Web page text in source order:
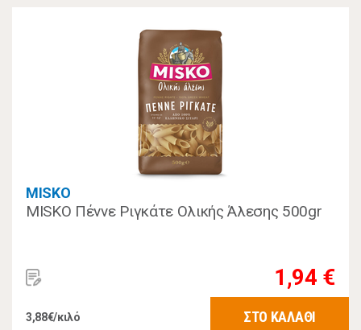
MISKO
MISKO Πέννε Ριγκάτε Ολικής Άλεσης 500gr
1,94 €
3,88€/κιλό ΣΤΟ ΚΑΛΑΘΙ